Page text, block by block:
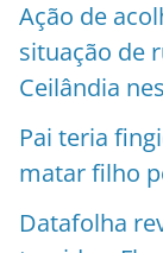
Ação de
situação de
Ceilândia
Pai teria
matar filho
Datafolha